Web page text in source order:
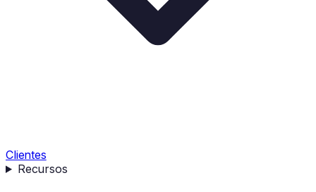
Clientes
Recursos